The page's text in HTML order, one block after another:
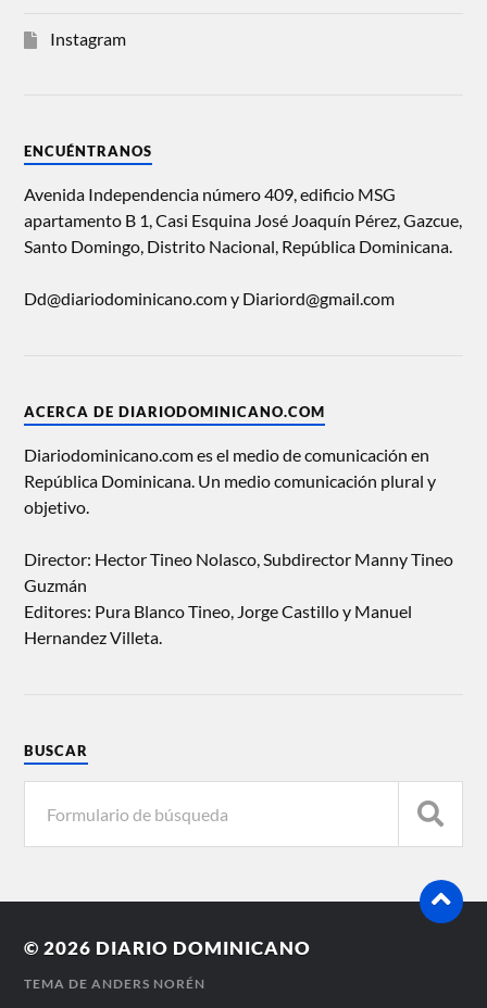
Instagram
ENCUÉNTRANOS
Avenida Independencia número 409, edificio MSG
apartamento B 1, Casi Esquina José Joaquín Pérez, Gazcue,
Santo Domingo, Distrito Nacional, República Dominicana.
Dd@diariodominicano.com y Diariord@gmail.com
ACERCA DE DIARIODOMINICANO.COM
Diariodominicano.com es el medio de comunicación en
República Dominicana. Un medio comunicación plural y
objetivo.
Director: Hector Tineo Nolasco, Subdirector Manny Tineo
Guzmán
Editores: Pura Blanco Tineo, Jorge Castillo y Manuel
Hernandez Villeta.
BUSCAR
© 2026 DIARIO DOMINICANO
TEMA DEANDERS NORÉN